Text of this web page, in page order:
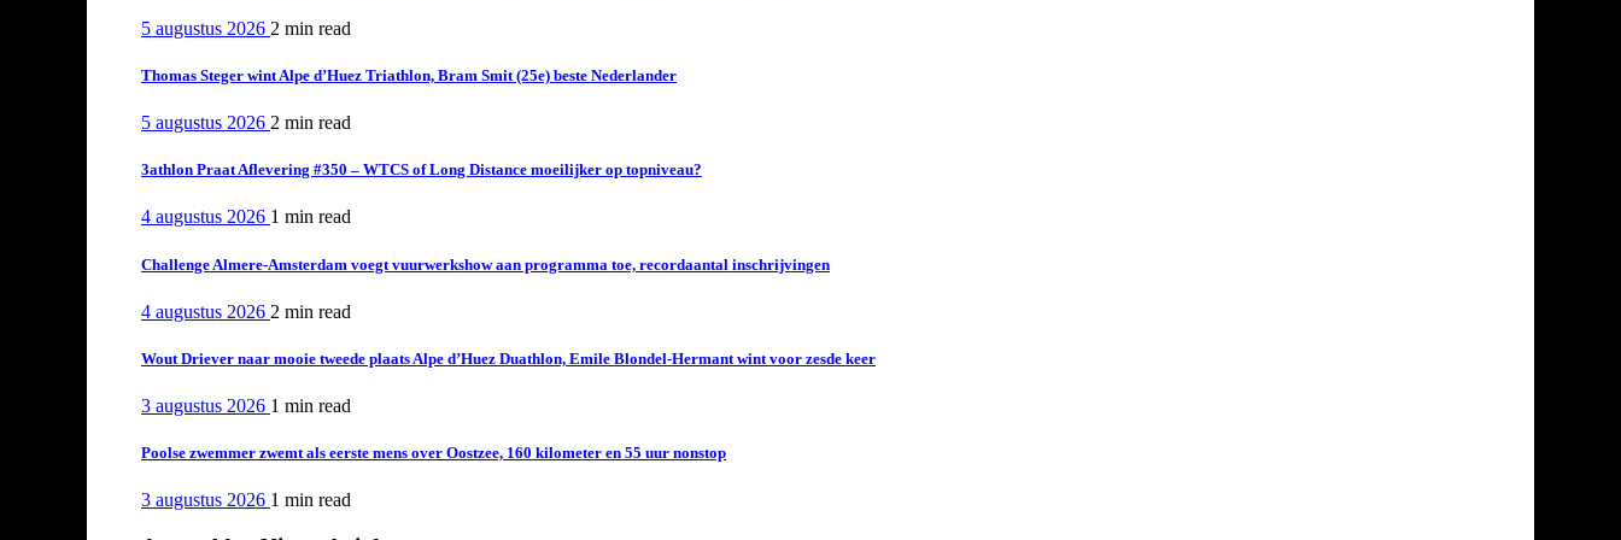
5 augustus 2026 2 min read
Thomas Steger wint Alpe d’Huez Triathlon, Bram Smit (25e) beste Nederlander
5 augustus 2026 2 min read
3athlon Praat Aflevering #350 – WTCS of Long Distance moeilijker op topniveau?
4 augustus 2026 1 min read
Challenge Almere-Amsterdam voegt vuurwerkshow aan programma toe, recordaantal inschrijvingen
4 augustus 2026 2 min read
Wout Driever naar mooie tweede plaats Alpe d’Huez Duathlon, Emile Blondel-Hermant wint voor zesde keer
3 augustus 2026 1 min read
Poolse zwemmer zwemt als eerste mens over Oostzee, 160 kilometer en 55 uur nonstop
3 augustus 2026 1 min read